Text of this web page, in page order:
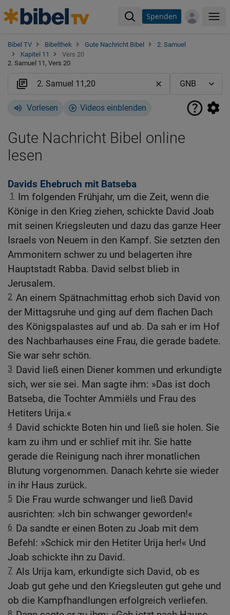
Spenden
Bibel TV Bibelthek Gute Nachricht Bibel
2. Samuel
Kapitel 11
Vers 20
2. Samuel 11, Vers 20
Vorlesen Videos einblenden
Gute Nachricht Bibel online
lesen
Davids Ehebruch mit Batseba
1
Im folgenden Frühjahr, um die Zeit, wenn die
Könige in den Krieg ziehen, schickte David Joab
mit seinen Kriegsleuten und dazu das ganze Heer
Israels von Neuem in den Kampf. Sie setzten den
Ammonitern schwer zu und belagerten ihre
Hauptstadt Rabba. David selbst blieb in
Jerusalem.
2 An einem Spätnachmittag erhob sich David von
der Mittagsruhe und ging auf dem flachen Dach
des Königspalastes auf und ab. Da sah er im Hof
des Nachbarhauses eine Frau, die gerade badete.
Sie war sehr schön.
3 David ließ einen Diener kommen und erkundigte
sich, wer sie sei. Man sagte ihm: »Das ist doch
Batseba, die Tochter Ammiëls und Frau des
Hetiters Urija.«
4 David schickte Boten hin und ließ sie holen. Sie
kam zu ihm und er schlief mit ihr. Sie hatte
gerade die Reinigung nach ihrer monatlichen
Blutung vorgenommen. Danach kehrte sie wieder
in ihr Haus zurück.
5 Die Frau wurde schwanger und ließ David
ausrichten: »Ich bin schwanger geworden!«
6 Da sandte er einen Boten zu Joab mit dem
Befehl: »Schick mir den Hetiter Urija her!« Und
Joab schickte ihn zu David.
7 Als Urija kam, erkundigte sich David, ob es
Joab gut gehe und den Kriegsleuten gut gehe und
ob die Kampfhandlungen erfolgreich verliefen.